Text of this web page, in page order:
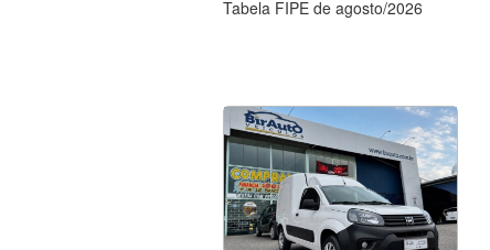
Tabela FIPE de agosto/2026